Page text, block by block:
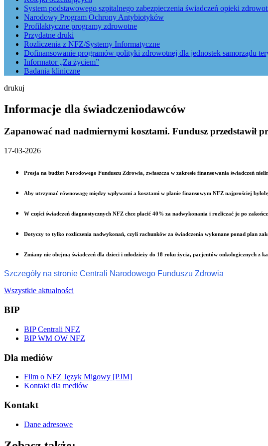
System podstawowego szpitalnego zabezpieczenia świadczeń opieki
Narodowy Program Ochrony Antybiotyków
Profilaktyczne programy zdrowotne
Przydatne druki
Rozliczenia z NFZ/Systemy Informatyczne
Dofinansowanie programów polityki zdrowotnej dla jednostek samorządu
Informator „Za życiem”
Badania kliniczne
drukuj
Informacje dla świadczeniodawców
Zapanować nad nadmiernymi kosztami. Fundusz przedstawił
17-03-2026
Presja na budżet Narodowego Funduszu Zdrowia, zwłaszcza w zakresie finansowania świadczeń
Aby utrzymać równowagę między wpływami a kosztami w planie finansowym NFZ najprościej
W części świadczeń diagnostycznych NFZ chce płacić 40% za nadwykonania i rozliczać je po
Dotyczy to tylko rozliczenia nadwykonań, czyli rachunków za świadczenia wykonane ponad plan
Zmiany nie obejmą świadczeń dla dzieci i młodzieży do 18 roku życia, pacjentów onkologicznych
Szczegóły na stronie Centrali Narodowego Funduszu Zdrowia
Wszystkie aktualności
BIP
BIP Centrali NFZ
BIP WM OW NFZ
Dla mediów
Film o NFZ Język Migowy [PJM]
Kontakt dla mediów
Kontakt
Dane adresowe